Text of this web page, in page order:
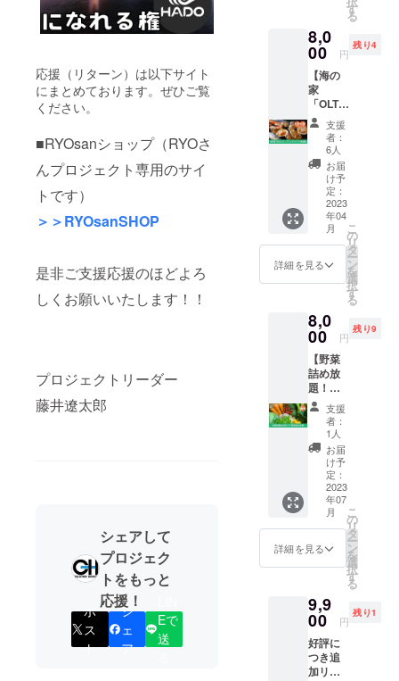
応援（リターン）は以下サイト
にまとめております。ぜひご覧
ください。
■RYOsanショップ（RYOさ
んプロジェクト専用のサイ
トです）
＞＞RYOsanSHOP
是非ご支援応援のほどよろ
しくお願いいたします！！
プロジェクトリーダー
藤井遼太郎
シェアして
プロジェク
トをもっと
応援！
ポ
ス
ト
シ
ェ
ア
Eで
送
ていた
だきま
す（希
望者の
み・
オープ
ンから1
年間）
※ご支援
時、備
考欄へ
ご希望
のお名
前をお
い（個
人名の
性別・
スタッ
フ経験
は問い
ませ
ん。 ※
佐久島
までの
交通費
や滞在
費など
は個人
負担と
なりま
す。
す。 ※
氷にシ
ロップ
をかけ
たスタ
ンダー
ドメ
ニュー
に限り
ます。
（練
乳・フ
ルーツ
などの
追加メ
は実費
となり
※当権利
1支援に
つき1名
の方が
対象と
なりま
す。ス
プーン
の使い
回し・
複数人
でのご
利用は
ご遠慮
写真は
イメー
プーン
やロゴ
のデザ
インな
どは変
茶の味
と香り
音とと
もにお
楽しみ
くださ
い。
【開催
日時】
2023年
5月27日
（土）
11:30～
12:10（
予定）
【体験
引きと
薄茶一
服体験
（茶筅
など道
具貸し
出しあ
り） ・
お茶２
種（飲
み比
べ）と
和菓子
の飲食
【香川
（かが
わあや
フィー
ル 名古
屋最古
の料亭
の若女
オー
ナーパ
ティシ
エであ
る小田
原氏が
今回の
プロ
ジェク
トのた
めだけ
に製作
した、
「西尾
抹茶の
フォン
ダン
しま
す。今
味わう
ことの
できな
い西尾
抹茶ス
イーツ
です。
▼商品
詳細 ・
入り数
西尾抹
茶の
フォン
ダン
・製造
者情報
株式会
社
Angrais
e
す
る
8,0
00 円
残り4
【海の
家
「OLTA
」オー
プニン
グイベ
ント参
加権】
プレ
オープ
ン期間
中の４
月２９
日
（土）
（日）
に開催
予定の
オープ
ニング
イベン
トに参
加いた
だける
権利で
す。 ※1
支援に
つき大
人（中
学生以
上）１
名が参
イベン
ト内容
島海鮮
BBQ（
一色産
支援
者：
6人
お届
け予
定：
2023
年04
月
詳細を見る
こ
の
リ
タ
ー
ン
を
選
択
す
る
8,0
00 円
残り9
【野菜
詰め放
題！！
西尾農
業の収
穫体
験】 藤
智農園
（西尾
市）で
その
時々の
季節に
合わせ
た旬の
３種類
（低農
薬栽培
された
もの）
を収穫
支援
者：
1人
お届
け予
定：
2023
年07
月
詳細を見る
こ
の
リ
タ
ー
ン
を
選
択
す
る
9,9
00 円
残り1
好評に
つき追
加リ